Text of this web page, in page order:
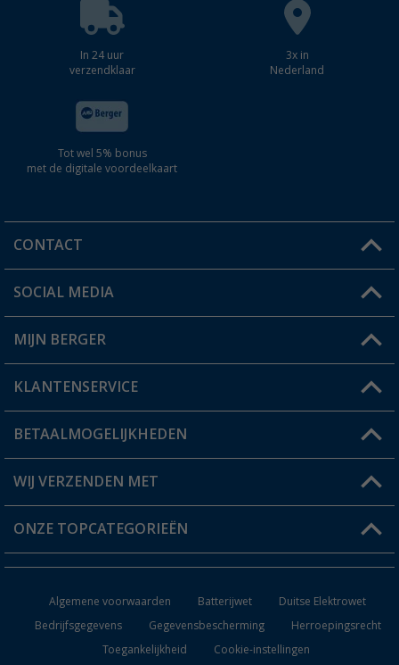
In 24 uur
verzendklaar
3x in
Nederland
Tot wel 5% bonus
met de digitale voordeelkaart
CONTACT
Een vraag?
Winkel vinden
SOCIAL MEDIA
MIJN BERGER
Mijn account
Status bestelling
Verlanglijstje
KLANTENSERVICE
FAQ & Contact
Verzendinformatie
Catalogus
BETAALMOGELIJKHEDEN
WIJ VERZENDEN MET
ONZE TOPCATEGORIEËN
Keukenaccessoires
Campingmeubilair
Algemene voorwaarden Batterijwet
Duitse Elektrowet
Bedrijfsgegevens
Gegevensbescherming
Herroepingsrecht
Toegankelijkheid
Cookie-instellingen